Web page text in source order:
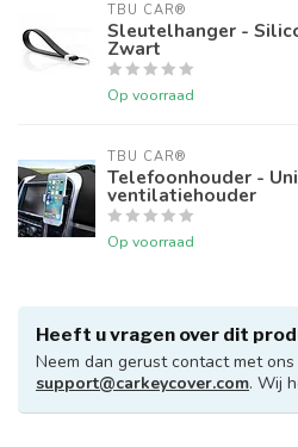
TBU CAR®
Sleutelhanger -
Zwart
Op voorraad
TBU CAR®
Telefoonhouder -
ventilatiehouder
Op voorraad
Heeft u vragen over dit
Neem dan gerust contact met ons
support@carkeycover.com. Wij